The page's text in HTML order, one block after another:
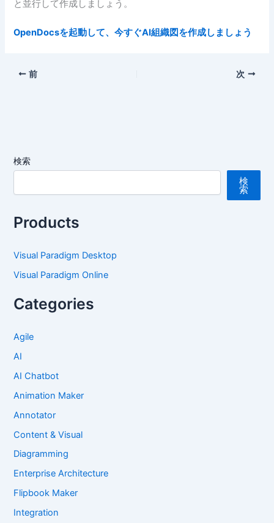
と並行して作成しましょう。
OpenDocsを起動して、今すぐAI組織図を作成しましょう
前 次
検索
検
索
Products
Visual Paradigm Desktop
Visual Paradigm Online
Categories
Agile
AI
AI Chatbot
Animation Maker
Annotator
Content & Visual
Diagramming
Enterprise Architecture
Flipbook Maker
Integration